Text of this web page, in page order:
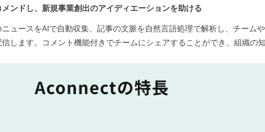
ンドし、新規事業創出のアイディエーションを助ける
ュースをAIで自動収集、記事の文脈を自然言語処理で解析し、チーム
します。コメント機能付きでチームにシェアすることができ、組織の